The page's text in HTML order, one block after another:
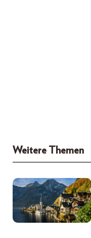
Weitere Themen